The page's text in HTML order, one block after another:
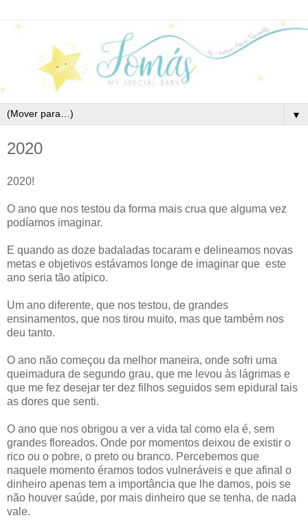
▼
2020
2020!
O ano que nos testou da forma mais crua que alguma vez
podíamos imaginar.
E quando as doze badaladas tocaram e delineamos novas
metas e objetivos estávamos longe de imaginar que este
ano seria tão atípico.
Um ano diferente, que nos testou, de grandes
ensinamentos, que nos tirou muito, mas que também nos
deu tanto.
O ano não começou da melhor maneira, onde sofri uma
queimadura de segundo grau, que me levou às lágrimas e
que me fez desejar ter dez filhos seguidos sem epidural tais
as dores que senti.
O ano que nos obrigou a ver a vida tal como ela é, sem
grandes floreados. Onde por momentos deixou de existir o
rico ou o pobre, o preto ou branco. Percebemos que
naquele momento éramos todos vulneráveis e que afinal o
dinheiro apenas tem a importância que lhe damos, pois se
não houver saúde, por mais dinheiro que se tenha, de nada
vale.